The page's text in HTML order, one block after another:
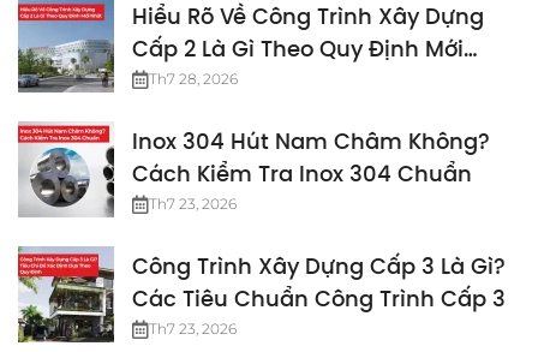
Hiểu Rõ Về Công Trình Xây Dựng
Cấp 2 Là Gì Theo Quy Định Mới
Nhất
Th7 28, 2026
Inox 304 Hút Nam Châm Không?
Cách Kiểm Tra Inox 304 Chuẩn
Th7 23, 2026
Công Trình Xây Dựng Cấp 3 Là Gì?
Các Tiêu Chuẩn Công Trình Cấp 3
Th7 23, 2026